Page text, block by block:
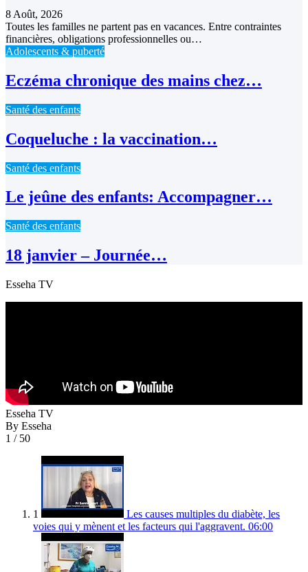
8 Août, 2026
Toutes les familles ne partent pas en vacances. Entre contraintes
financières, obligations professionnelles ou…
Adolescents & puberté
Eczéma chronique des mains chez…
Santé des enfants
Coqueluche : la vaccination…
Santé des enfants
Le jeûne des enfants: Accompagner…
Santé des enfants
18 janvier – Journée…
Esseha TV
Esseha TV
By Esseha
1 / 50
1
Les causes multiples du diabète, les
voies qui y mènent et les facteurs qui l'aggravent. 06:00